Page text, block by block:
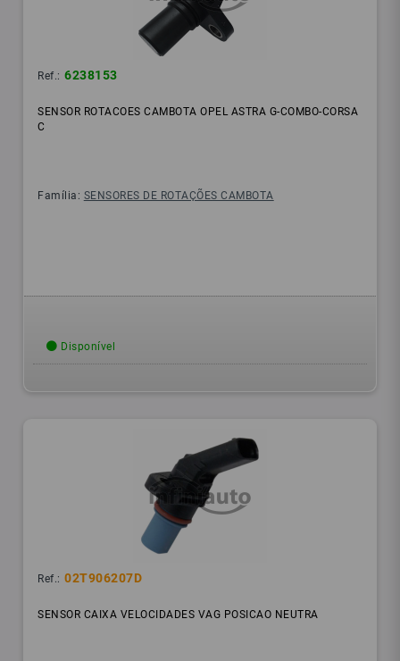
Ref.: 6238153
SENSOR ROTACOES CAMBOTA OPEL ASTRA G-COMBO-CORSA
C
Família: SENSORES DE ROTAÇÕES CAMBOTA
Disponível
Ref.: 02T906207D
SENSOR CAIXA VELOCIDADES VAG POSICAO NEUTRA